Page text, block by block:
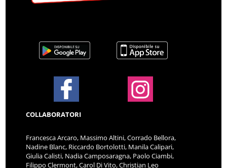
COLLABORATORI
Francesca Arcaro, Massimo Altini, Corrado Bellora,
Nadine Blanc, Riccardo Bortolotti, Manila Calipari,
Giulia Calisti, Nadia Camposaragna, Paolo Ciambi,
Filippo Clermont, Carol Di Vito, Christian Leo